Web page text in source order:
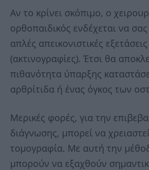
Αν το κρίνει σκόπιμο, ο
ορθοπαιδικός ενδέχεται να
απλές απεικονιστικές εξετάσεις
(ακτινογραφίες). Έτσι θα
πιθανότητα ύπαρξης
αρθρίτιδα ή ένας όγκος των
Μερικές φορές, για την
διάγνωσης, μπορεί να
τομογραφία. Με αυτή την
μπορούν να εξαχθούν